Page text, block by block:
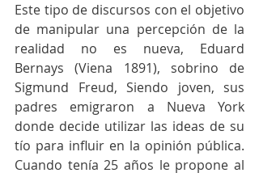
Este tipo de discursos con el objetivo
de manipular una percepción de la
realidad no es nueva, Eduard
Bernays (Viena 1891), sobrino de
Sigmund Freud, Siendo joven, sus
padres emigraron a Nueva York
donde decide utilizar las ideas de su
tío para influir en la opinión pública.
Cuando tenía 25 años le propone al